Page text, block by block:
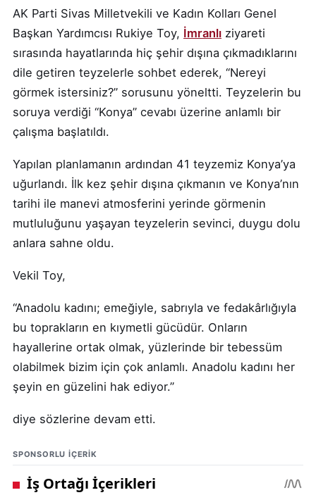
AK Parti Sivas Milletvekili ve Kadın Kolları Genel
Başkan Yardımcısı Rukiye Toy, İmranlı ziyareti
sırasında hayatlarında hiç şehir dışına çıkmadıklarını
dile getiren teyzelerle sohbet ederek, “Nereyi
görmek istersiniz?” sorusunu yöneltti. Teyzelerin bu
soruya verdiği “Konya” cevabı üzerine anlamlı bir
çalışma başlatıldı.
Yapılan planlamanın ardından 41 teyzemiz Konya’ya
uğurlandı. İlk kez şehir dışına çıkmanın ve Konya’nın
tarihi ile manevi atmosferini yerinde görmenin
mutluluğunu yaşayan teyzelerin sevinci, duygu dolu
anlara sahne oldu.
Vekil Toy,
“Anadolu kadını; emeğiyle, sabrıyla ve fedakârlığıyla
bu toprakların en kıymetli gücüdür. Onların
hayallerine ortak olmak, yüzlerinde bir tebessüm
olabilmek bizim için çok anlamlı. Anadolu kadını her
şeyin en güzelini hak ediyor.”
diye sözlerine devam etti.
SPONSORLU IÇERIK